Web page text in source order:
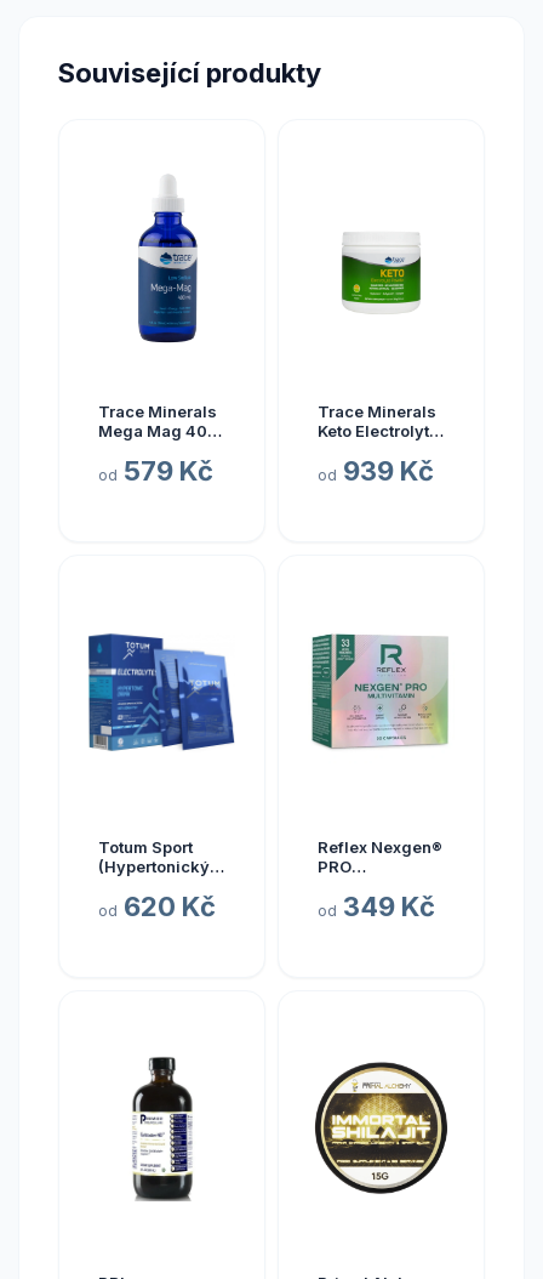
Související produkty
Trace Minerals
Mega Mag 400
elektrolyty, 118
od 579 Kč
Trace Minerals
Keto Electrolyte
elektrolyty v
od 939 Kč
Totum Sport
(Hypertonický
vody), 10 x 20
od 620 Kč
Reflex Nexgen®
PRO
NEW, 90 kapslí
od 349 Kč